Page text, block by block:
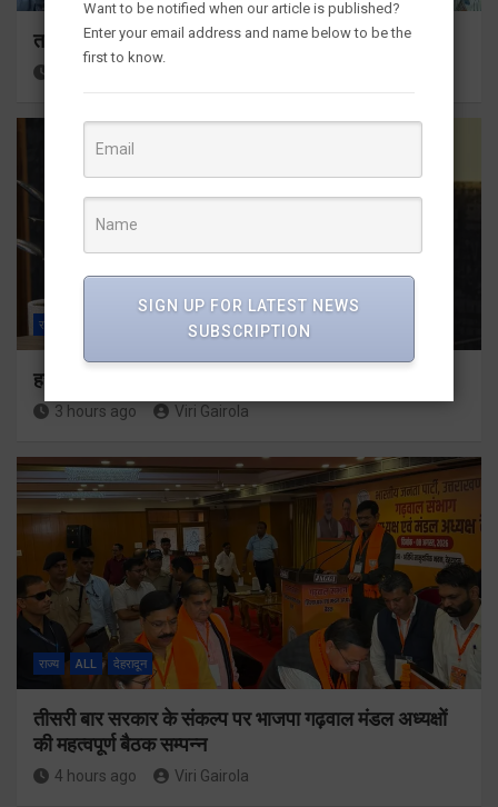
तकनीकी शिक्षा विभाग प्रदेशभर में आयोजित करेगा रोजगार मेले
राज्य
हर घर तिरंगा अभियान को जन-जन तक पहुंचाने की तैयारी
3 hours ago Viri Gairola
राज्य ALL देहरादून
तीसरी बार सरकार के संकल्प पर भाजपा गढ़वाल मंडल अध्यक्षों
की महत्वपूर्ण बैठक सम्पन्न
4 hours ago Viri Gairola
Want to be notified when our article is published?
Enter your email address and name below to be the
first to know.
SIGN UP FOR LATEST NEWS
SUBSCRIPTION